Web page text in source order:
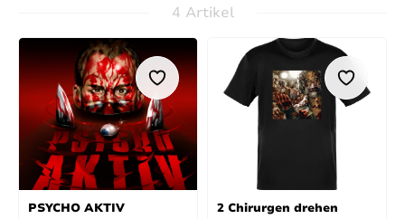
4 Artikel
PSYCHO AKTIV
2 Chirurgen drehen